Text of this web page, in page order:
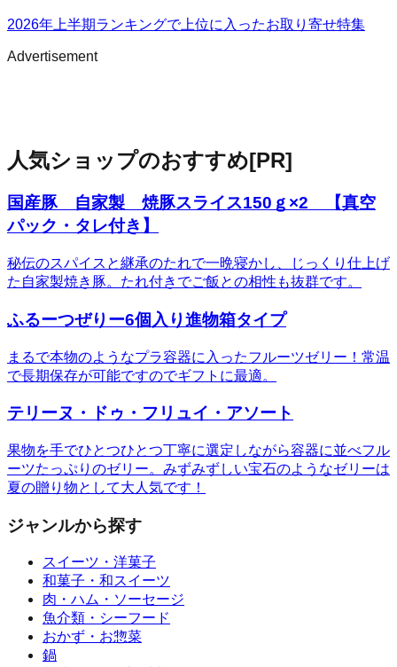
2026年上半期ランキングで上位に入ったお取り寄せ特集
Advertisement
人気ショップのおすすめ[PR]
国産豚 自家製 焼豚スライス150ｇ×2 【真空
パック・タレ付き】
秘伝のスパイスと継承のたれで一晩寝かし、じっくり仕上げ
た自家製焼き豚。たれ付きでご飯との相性も抜群です。
ふるーつぜりー6個入り進物箱タイプ
まるで本物のようなプラ容器に入ったフルーツゼリー！常温
で長期保存が可能ですのでギフトに最適。
テリーヌ・ドゥ・フリュイ・アソート
果物を手でひとつひとつ丁寧に選定しながら容器に並べフル
ーツたっぷりのゼリー。みずみずしい宝石のようなゼリーは
夏の贈り物として大人気です！
ジャンルから探す
スイーツ・洋菓子
和菓子・和スイーツ
肉・ハム・ソーセージ
魚介類・シーフード
おかず・お惣菜
鍋